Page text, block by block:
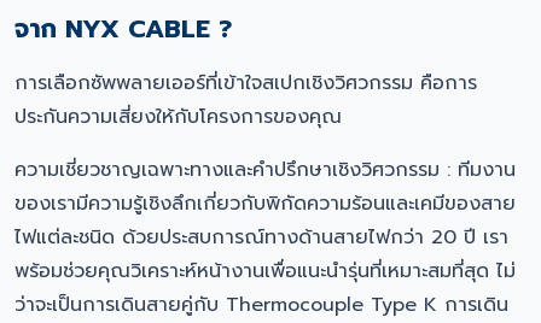
จาก NYX CABLE ?
การเลือกซัพพลายเออร์ที่เข้าใจสเปกเชิงวิศวกรรม คือการ
ประกันความเสี่ยงให้กับโครงการของคุณ
ความเชี่ยวชาญเฉพาะทางและคำปรึกษาเชิงวิศวกรรม : ทีมงาน
ของเรามีความรู้เชิงลึกเกี่ยวกับพิกัดความร้อนและเคมีของสาย
ไฟแต่ละชนิด ด้วยประสบการณ์ทางด้านสายไฟกว่า 20 ปี เรา
พร้อมช่วยคุณวิเคราะห์หน้างานเพื่อแนะนำรุ่นที่เหมาะสมที่สุด ไม่
ว่าจะเป็นการเดินสายคู่กับ Thermocouple Type K การเดิน